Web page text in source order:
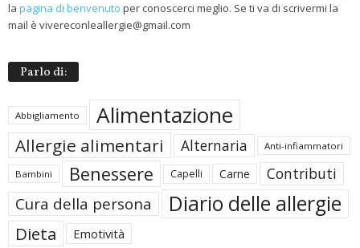
la pagina di benvenuto per conoscerci meglio. Se ti va di scrivermi la
mail è vivereconleallergie@gmail.com
Parlo di:
Abbigliamento Alimentazione
Allergie alimentari Alternaria Anti-infiammatori
Bambini Benessere Capelli Carne Contributi
Cura della persona Diario delle allergie
Dieta Emotività